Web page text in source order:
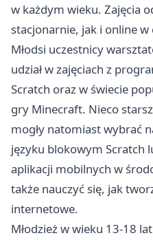
w każdym wieku. Zajęcia
stacjonarnie, jak i online w
Młodsi uczestnicy
udział w zajęciach z
Scratch oraz w świecie
gry Minecraft. Nieco
mogły natomiast wybrać
języku blokowym Scratch
aplikacji mobilnych w
także nauczyć się, jak
internetowe.
Młodzież w wieku 13-18